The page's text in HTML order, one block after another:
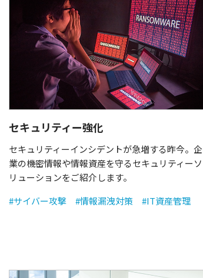
セキュリティー強化
セキュリティーインシデントが急増する昨今。企
業の機密情報や情報資産を守るセキュリティーソ
リューションをご紹介します。
#サイバー攻撃
#情報漏洩対策 #IT資産管理